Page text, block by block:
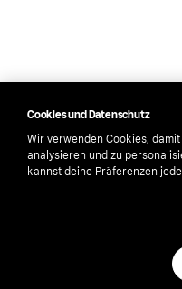
Cookies und Datenschutz
Wir verwenden Cookies,
analysieren und zu
kannst deine Präferenzen